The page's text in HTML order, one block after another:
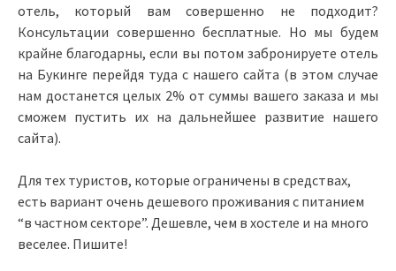
отель, который вам совершенно не подходит?
Консультации совершенно бесплатные. Но мы будем
крайне благодарны, если вы потом забронируете отель
на Букинге перейдя туда с нашего сайта (в этом случае
нам достанется целых 2% от суммы вашего заказа и мы
сможем пустить их на дальнейшее развитие нашего
сайта).
Для тех туристов, которые ограничены в средствах,
есть вариант очень дешевого проживания с питанием
“в частном секторе”. Дешевле, чем в хостеле и на много
веселее. Пишите!